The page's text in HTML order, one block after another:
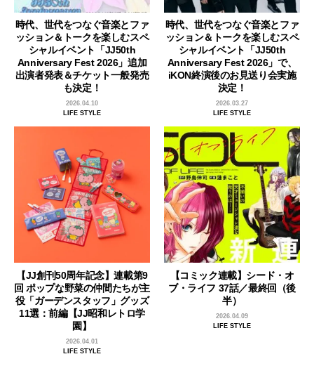
時代、世代をつなぐ音楽とファ
ッション＆トークを楽しむスペ
シャルイベント「JJ50th
Anniversary Fest 2026」追加
出演者発表＆チケット一般発売
も決定！
2026.04.10
LIFE STYLE
時代、世代をつなぐ音楽とファ
ッション＆トークを楽しむスペ
シャルイベント「JJ50th
Anniversary Fest 2026」で、
iKON終演後のお見送り会実施
決定！
2026.03.27
LIFE STYLE
【JJ創刊50周年記念】連載第9
回 ポップな野菜の仲間たちが主
役「ガーデンスタッフ」グッズ
11選：前編【JJ昭和レトロ学
園】
2026.04.01
LIFE STYLE
【コミック連載】シード・オ
ブ・ライフ 37話／最終回（後
半）
2026.04.09
LIFE STYLE